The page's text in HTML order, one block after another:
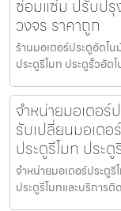
ซ่อมแซ่ม ปรับปรุ
วงจร ราคาถูก
ร้านมอเตอร์ประตูอัตโ
ประตูรีโมท ประตูรั้วอั
จำหน่ายมอเตอร์
รับเปลี่ยนมอเตอ
ประตูรีโมท ประ
จำหน่ายมอเตอร์ประตู
ประตูรีโมทและบริการ